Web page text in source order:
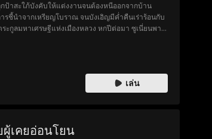
ป้าสะใภ้บังคับให้แต่งงานจนต้องหนีออกจากบ้าน
ารชี้นำจากเหรียญโบราณ จนบังเอิญมีค่ำคืนเร่าร้อนกับ
ศรษฐีแห่งเมืองหลวง หกปีต่อมา ซูเนี่ยนพา
เล่น
เคยอ่อนโยน